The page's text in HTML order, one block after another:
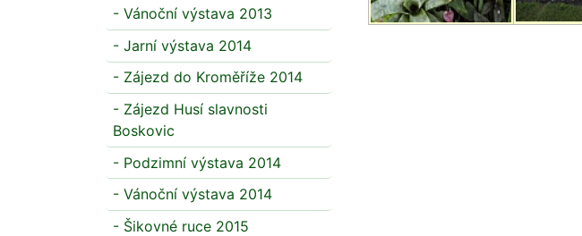
- Vánoční výstava 2013
- Jarní výstava 2014
- Zájezd do Kroměříže 2014
- Zájezd Husí slavnosti
Boskovic
- Podzimní výstava 2014
- Vánoční výstava 2014
- Šikovné ruce 2015